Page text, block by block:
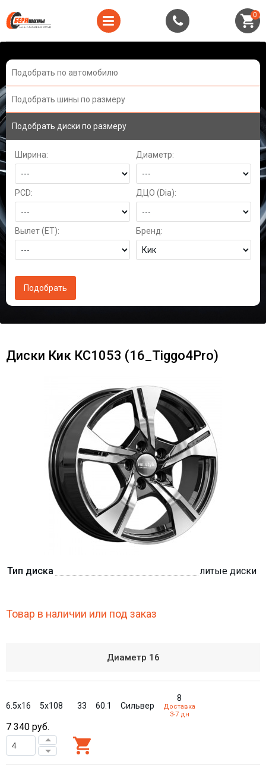
0
Подобрать по автомобилю
Подобрать шины по размеру
Подобрать диски по размеру
Ширина: Диаметр:
PCD: ДЦО (Dia):
Вылет (ET): Бренд:
Диски Кик КС1053 (16_Tiggo4Pro)
Тип диска литые диски
Товар в наличии или под заказ
Диаметр 16
6.5x16 5x108 33 60.1 Сильвер
8
Доставка
3-7 дн
7 340 руб.